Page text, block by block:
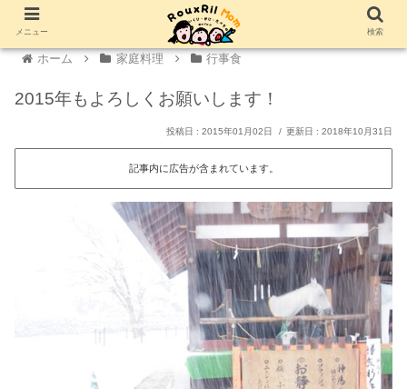
ホーム 家庭料理 行事食
2015年もよろしくお願いします！
2015年01月02日 2018年10月31日
記事内に広告が含まれています。
メニュー 検索